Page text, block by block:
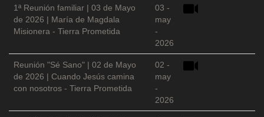
1ª Reunión familiar | 03 de Mayo
de 2026 | María de Magdala
Misionera - Tierra Prometida
03 -
may
-
2026
Reunión "Sé Sano" | 02 de Mayo
de 2026 | Cuando Jesús camina
con nosotros - Tierra Prometida
02 -
may
-
2026